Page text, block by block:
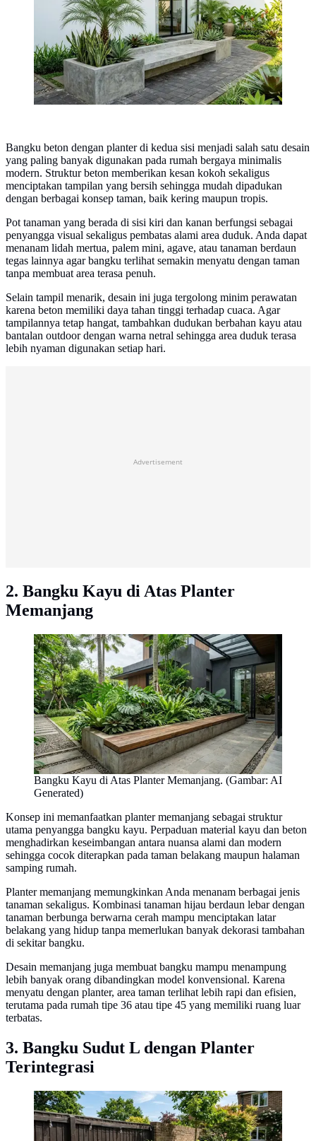
Bangku beton dengan planter di kedua sisi menjadi salah satu desain
yang paling banyak digunakan pada rumah bergaya minimalis
modern. Struktur beton memberikan kesan kokoh sekaligus
menciptakan tampilan yang bersih sehingga mudah dipadukan
dengan berbagai konsep taman, baik kering maupun tropis.
Pot tanaman yang berada di sisi kiri dan kanan berfungsi sebagai
penyangga visual sekaligus pembatas alami area duduk. Anda dapat
menanam lidah mertua, palem mini, agave, atau tanaman berdaun
tegas lainnya agar bangku terlihat semakin menyatu dengan taman
tanpa membuat area terasa penuh.
Selain tampil menarik, desain ini juga tergolong minim perawatan
karena beton memiliki daya tahan tinggi terhadap cuaca. Agar
tampilannya tetap hangat, tambahkan dudukan berbahan kayu atau
bantalan outdoor dengan warna netral sehingga area duduk terasa
lebih nyaman digunakan setiap hari.
Advertisement
2. Bangku Kayu di Atas Planter
Memanjang
Bangku Kayu di Atas Planter Memanjang. (Gambar: AI
Generated)
Konsep ini memanfaatkan planter memanjang sebagai struktur
utama penyangga bangku kayu. Perpaduan material kayu dan beton
menghadirkan keseimbangan antara nuansa alami dan modern
sehingga cocok diterapkan pada taman belakang maupun halaman
samping rumah.
Planter memanjang memungkinkan Anda menanam berbagai jenis
tanaman sekaligus. Kombinasi tanaman hijau berdaun lebar dengan
tanaman berbunga berwarna cerah mampu menciptakan latar
belakang yang hidup tanpa memerlukan banyak dekorasi tambahan
di sekitar bangku.
Desain memanjang juga membuat bangku mampu menampung
lebih banyak orang dibandingkan model konvensional. Karena
menyatu dengan planter, area taman terlihat lebih rapi dan efisien,
terutama pada rumah tipe 36 atau tipe 45 yang memiliki ruang luar
terbatas.
3. Bangku Sudut L dengan Planter
Terintegrasi